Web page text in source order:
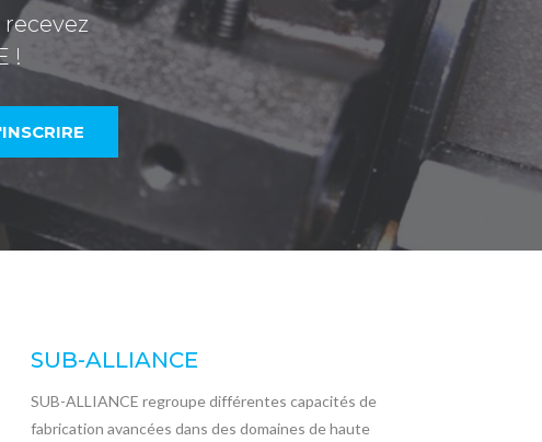
!
SUB-ALLIANCE
SUB-ALLIANCE regroupe différentes capacités de
fabrication avancées dans des domaines de haute